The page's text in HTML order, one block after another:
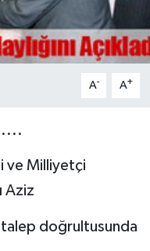
A- A+
ve Milliyetçi
Aziz
doğrultusunda